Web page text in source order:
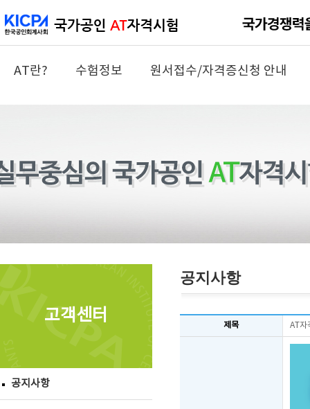
AT란? 수험정보 원서접수/자격증신청 안내
고객센터
공지사항
공지사항
제목 AT자